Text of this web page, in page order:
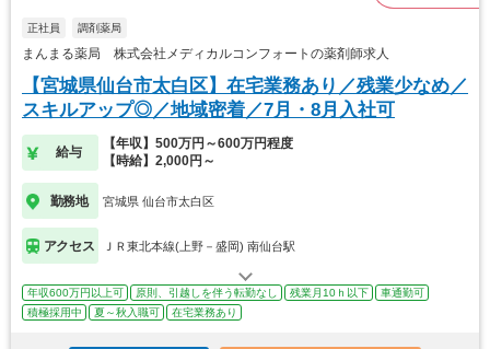
正社員 調剤薬局
まんまる薬局 株式会社メディカルコンフォートの薬剤師求人
【宮城県仙台市太白区】在宅業務あり／残業少なめ／
スキルアップ◎／地域密着／7月・8月入社可
給与
【年収】500万円～600万円程度
【時給】2,000円～
勤務地 宮城県 仙台市太白区
アクセス ＪＲ東北本線(上野－盛岡) 南仙台駅
年収600万円以上可 原則、引越しを伴う転勤なし 残業月10ｈ以下
車通勤可
積極採用中
夏～秋入職可 在宅業務あり